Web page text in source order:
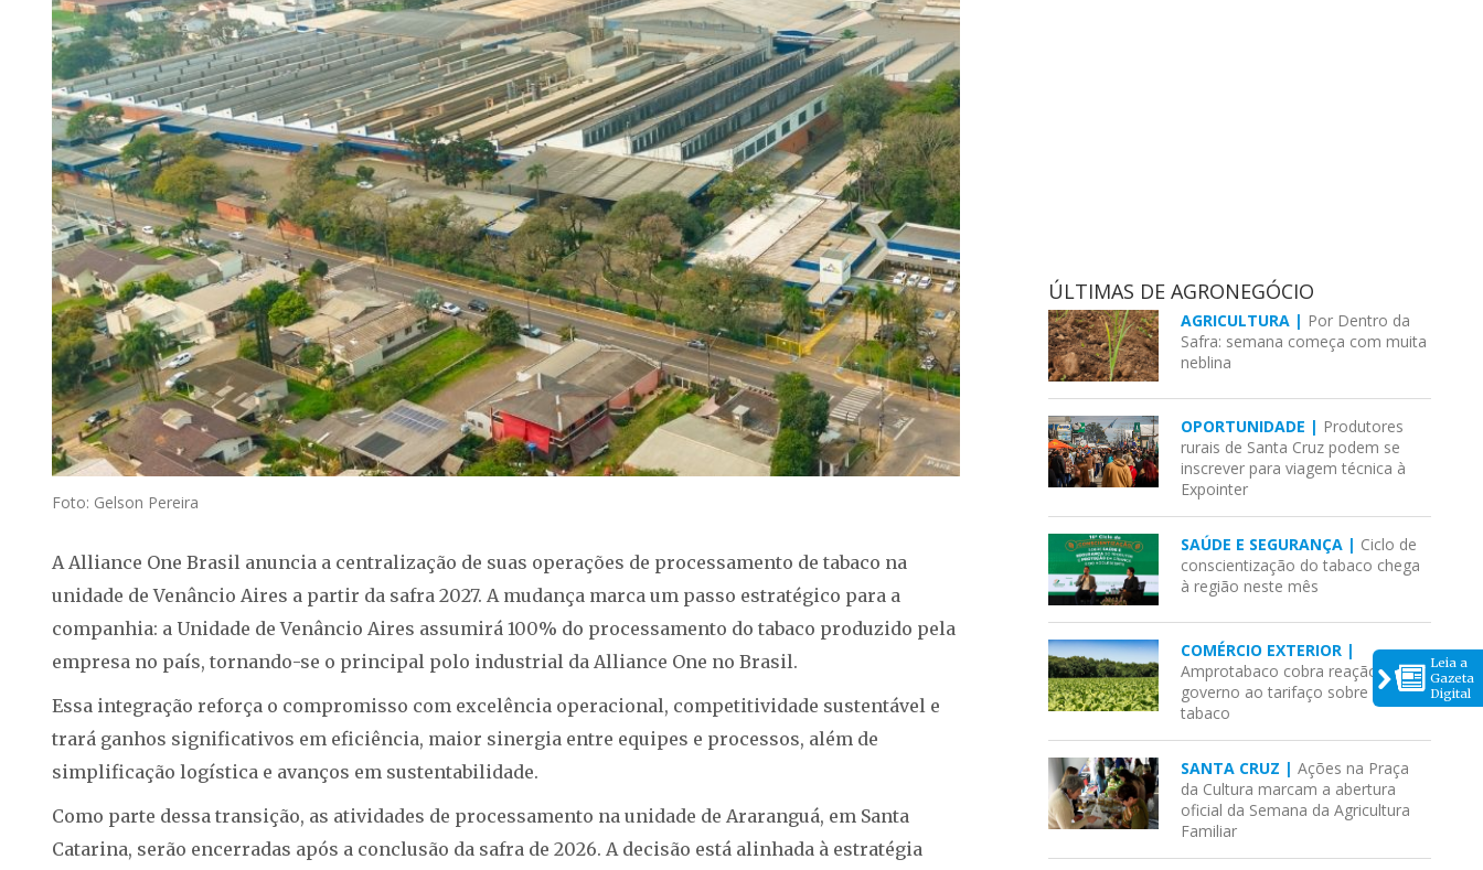
Leia a
Gazeta
Digital
Foto: Gelson Pereira
A Alliance One Brasil anuncia a centralização de suas operações de processamento de tabaco na
unidade de Venâncio Aires a partir da safra 2027. A mudança marca um passo estratégico para a
companhia: a Unidade de Venâncio Aires assumirá 100% do processamento do tabaco produzido pela
empresa no país, tornando-se o principal polo industrial da Alliance One no Brasil.
Essa integração reforça o compromisso com excelência operacional, competitividade sustentável e
trará ganhos significativos em eficiência, maior sinergia entre equipes e processos, além de
simplificação logística e avanços em sustentabilidade.
Como parte dessa transição, as atividades de processamento na unidade de Araranguá, em Santa
Catarina, serão encerradas após a conclusão da safra de 2026. A decisão está alinhada à estratégia
ÚLTIMAS DE AGRONEGÓCIO
AGRICULTURA | Por Dentro da
Safra: semana começa com muita
neblina
OPORTUNIDADE | Produtores
rurais de Santa Cruz podem se
inscrever para viagem técnica à
Expointer
SAÚDE E SEGURANÇA | Ciclo de
conscientização do tabaco chega
à região neste mês
COMÉRCIO EXTERIOR |
Amprotabaco cobra reação do
governo ao tarifaço sobre o
tabaco
SANTA CRUZ |Ações na Praça
da Cultura marcam a abertura
oficial da Semana da Agricultura
Familiar